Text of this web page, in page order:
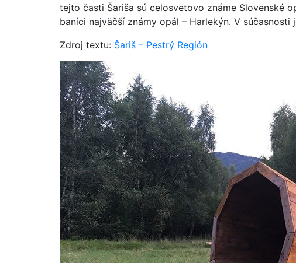
tejto časti Šariša sú celosvetovo známe Slovenské
baníci najväčší známy opál – Harlekýn. V
Zdroj textu: Šariš – Pestrý Región